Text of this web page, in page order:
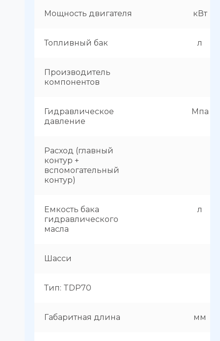
Мощность двигателя кВт
Топливный бак л
Производитель
компонентов
Гидравлическое
давление
Мпа
Расход (главный
контур +
вспомогательный
контур)
Емкость бака
гидравлического
масла
л
Шасси
Тип: TDP70
Габаритная длина мм